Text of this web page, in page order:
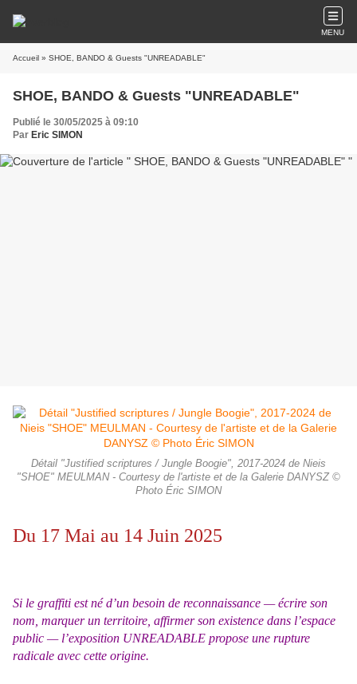
MENU
Accueil » SHOE, BANDO & Guests "UNREADABLE"
SHOE, BANDO & Guests "UNREADABLE"
Publié le 30/05/2025 à 09:10
Par Eric SIMON
Détail "Justified scriptures / Jungle Boogie", 2017-2024 de Nieis
"SHOE" MEULMAN - Courtesy de l'artiste et de la Galerie DANYSZ ©
Photo Éric SIMON
Du 17 Mai au 14 Juin 2025
Si le graffiti est né d’un besoin de reconnaissance — écrire son
nom, marquer un territoire, affirmer son existence dans l’espace
public — l’exposition UNREADABLE propose une rupture
radicale avec cette origine.